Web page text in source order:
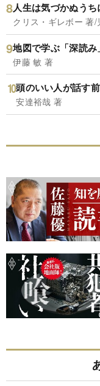
人生は気づかぬうち
クリス・ギレボー 著/
地図で学ぶ「深読み
伊藤 敏 著
頭のいい人が話す
安達裕哉 著